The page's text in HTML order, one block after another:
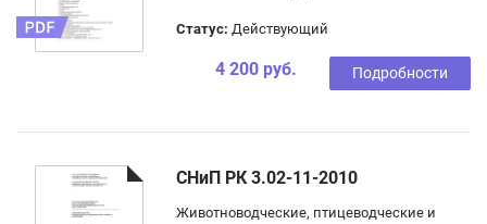
Статус: Действующий
4 200 руб. Подробности
СНиП РК 3.02-11-2010
Животноводческие, птицеводческие и